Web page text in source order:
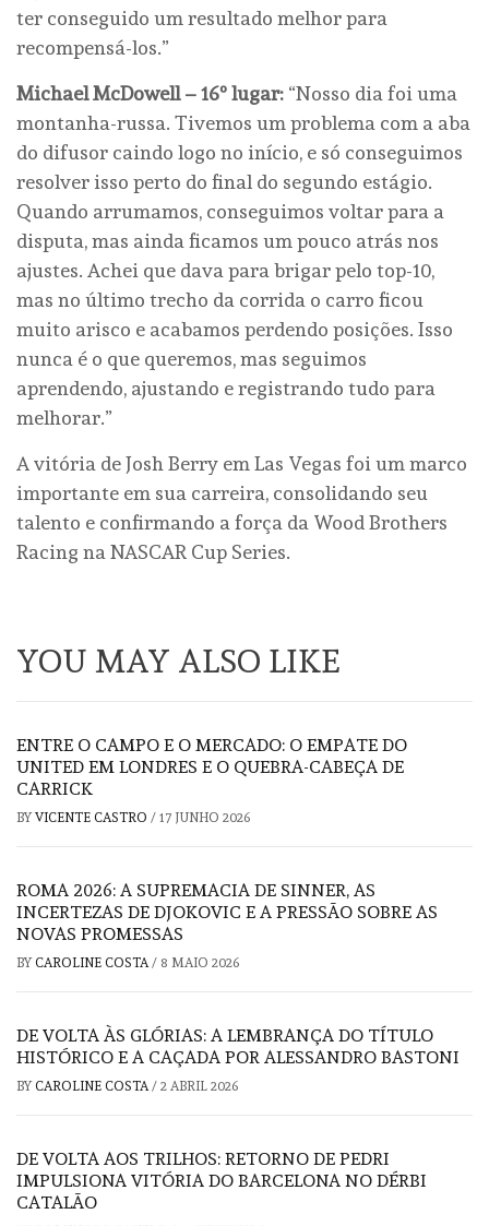
ter conseguido um resultado melhor para
recompensá-los.”
Michael McDowell – 16º lugar: “Nosso dia foi uma
montanha-russa. Tivemos um problema com a aba
do difusor caindo logo no início, e só conseguimos
resolver isso perto do final do segundo estágio.
Quando arrumamos, conseguimos voltar para a
disputa, mas ainda ficamos um pouco atrás nos
ajustes. Achei que dava para brigar pelo top-10,
mas no último trecho da corrida o carro ficou
muito arisco e acabamos perdendo posições. Isso
nunca é o que queremos, mas seguimos
aprendendo, ajustando e registrando tudo para
melhorar.”
A vitória de Josh Berry em Las Vegas foi um marco
importante em sua carreira, consolidando seu
talento e confirmando a força da Wood Brothers
Racing na NASCAR Cup Series.
YOU MAY ALSO LIKE
ENTRE O CAMPO E O MERCADO: O EMPATE DO
UNITED EM LONDRES E O QUEBRA-CABEÇA DE
CARRICK
BY VICENTE CASTRO / 17 JUNHO 2026
ROMA 2026: A SUPREMACIA DE SINNER, AS
INCERTEZAS DE DJOKOVIC E A PRESSÃO SOBRE AS
NOVAS PROMESSAS
BY CAROLINE COSTA / 8 MAIO 2026
DE VOLTA ÀS GLÓRIAS: A LEMBRANÇA DO TÍTULO
HISTÓRICO E A CAÇADA POR ALESSANDRO BASTONI
BY CAROLINE COSTA / 2 ABRIL 2026
DE VOLTA AOS TRILHOS: RETORNO DE PEDRI
IMPULSIONA VITÓRIA DO BARCELONA NO DÉRBI
CATALÃO